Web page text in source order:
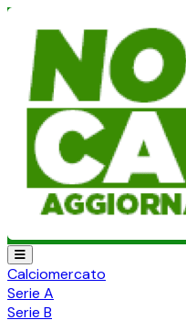
Calciomercato
Serie A
Serie B